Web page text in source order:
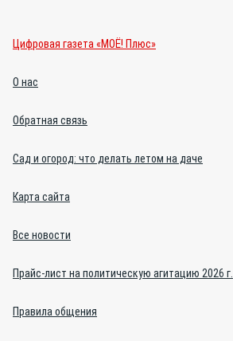
Цифровая газета «МОЁ! Плюс»
О нас
Обратная связь
Сад и огород: что делать летом на даче
Карта сайта
Все новости
Прайс-лист на политическую агитацию 2026 г.
Правила общения